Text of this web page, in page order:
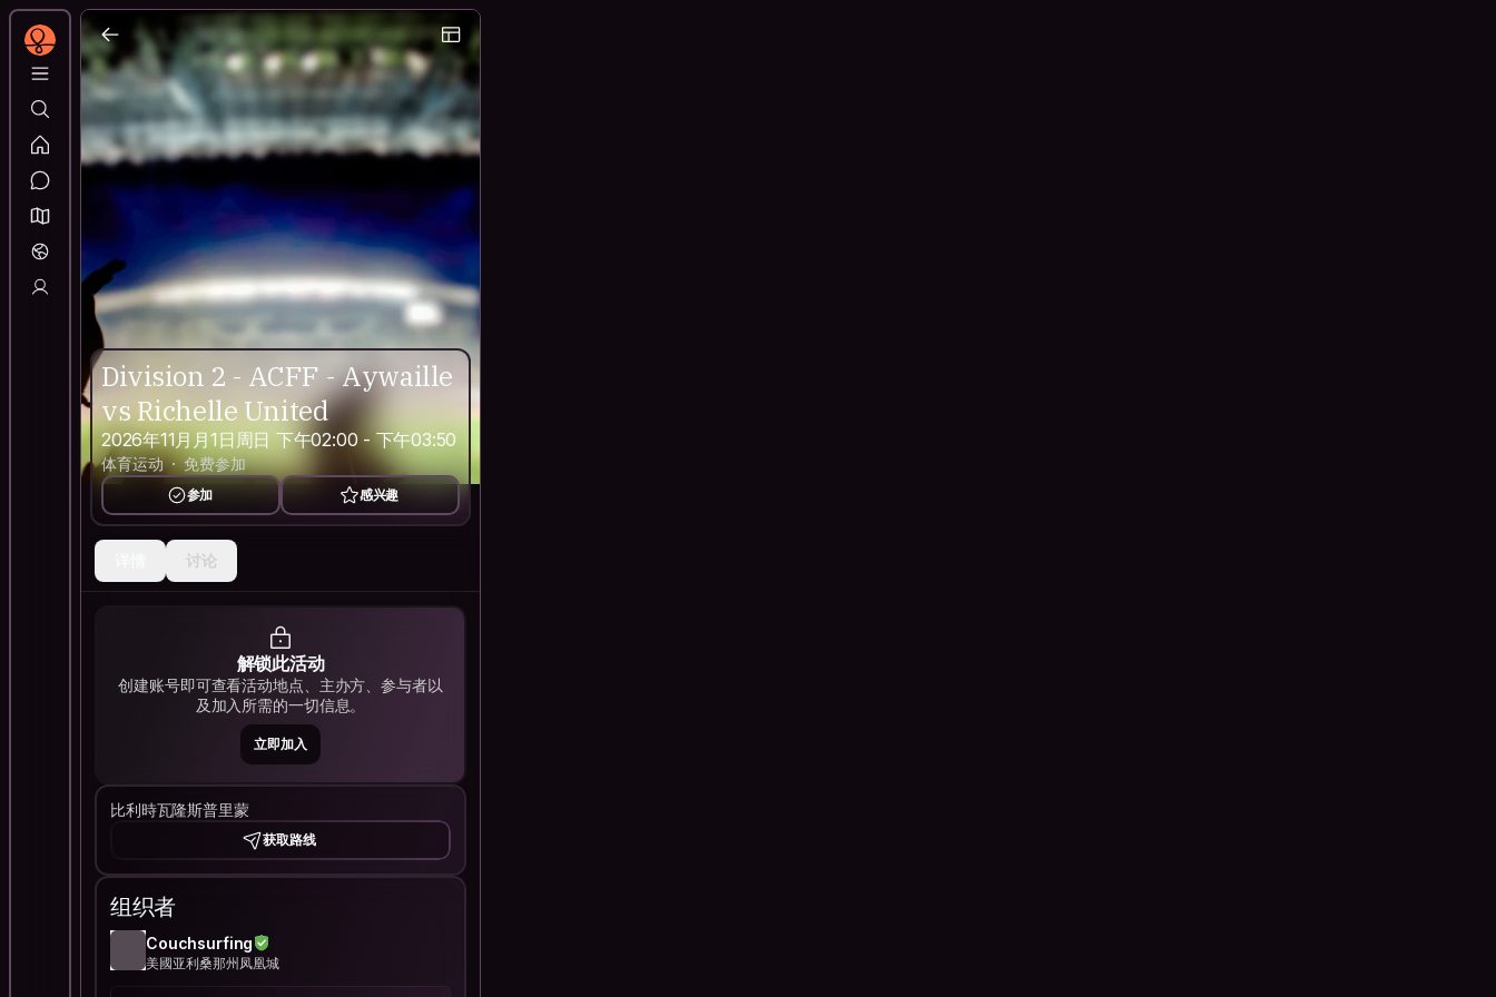
Division 2 - ACFF - Aywaille
vs Richelle United
2026年11月月1日周日 下午02:00 - 下午03:50
体育运动 免费参加
参加 感兴趣
讨论
解锁此活动
创建账号即可查看活动地点、主办方、参与者以
及加入所需的一切信息。
立即加入
比利時瓦隆斯普里蒙
获取路线
组织者
Couchsurfing
美國亚利桑那州凤凰城